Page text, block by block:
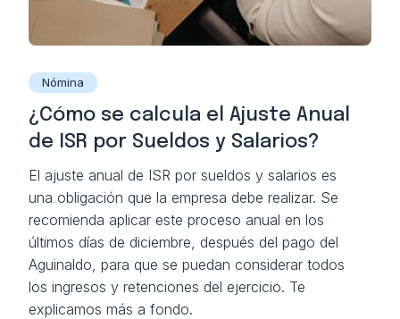
Nómina
¿Cómo se calcula el Ajuste Anual
de ISR por Sueldos y Salarios?
El ajuste anual de ISR por sueldos y salarios es
una obligación que la empresa debe realizar. Se
recomienda aplicar este proceso anual en los
últimos días de diciembre, después del pago del
Aguinaldo, para que se puedan considerar todos
los ingresos y retenciones del ejercicio. Te
explicamos más a fondo.